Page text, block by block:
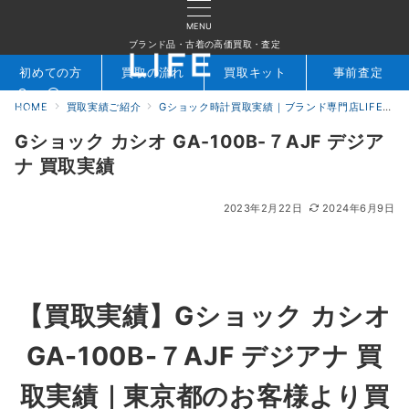
MENU
ブランド品・古着の高価買取・査定
検索 お問合せ
初めての方 買取の流れ 買取キット 事前査定
HOME 買取実績ご紹介 Gショック時計買取実績｜ブランド専門店LIFE
Gショック カシオ GA-100B-７AJF デジア
ナ 買取実績
2023年2月22日 2024年6月9日
【買取実績】Gショック カシオ
GA-100B-７AJF デジアナ 買
取実績｜東京都のお客様より買